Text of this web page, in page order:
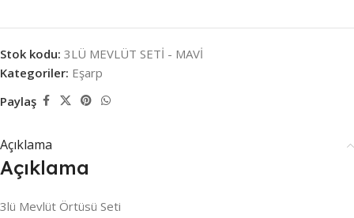
Stok kodu: 3LÜ MEVLÜT SETİ - MAVİ
Kategoriler: Eşarp
Paylaş
Açıklama
Açıklama
3lü Mevlüt Örtüsü Seti